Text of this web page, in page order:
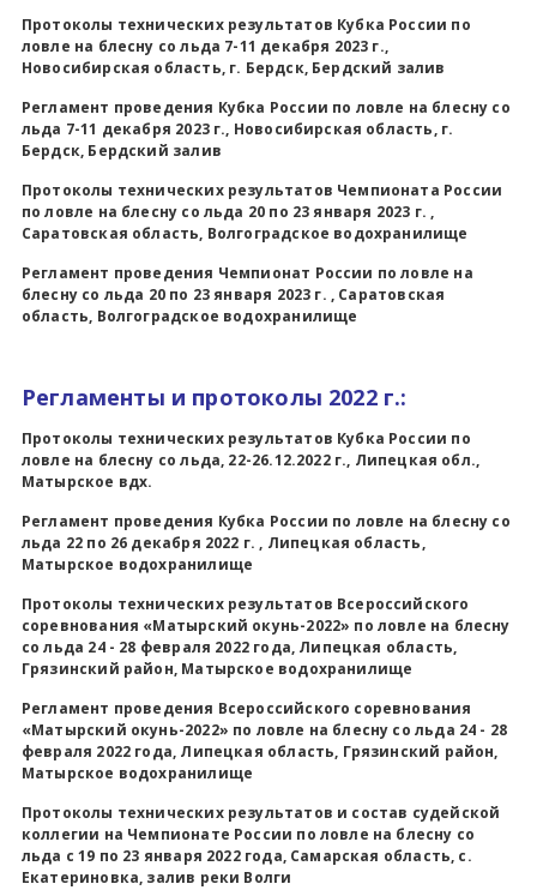
Протоколы технических результатов Кубка России по
ловле на блесну со льда 7-11 декабря 2023 г.,
Новосибирская область, г. Бердск, Бердский залив
Регламент проведения Кубка России по ловле на блесну со
льда 7-11 декабря 2023 г., Новосибирская область, г.
Бердск, Бердский залив
Протоколы технических результатов Чемпионата России
по ловле на блесну со льда 20 по 23 января 2023 г. ,
Саратовская область, Волгоградское водохранилище
Регламент проведения Чемпионат России по ловле на
блесну со льда 20 по 23 января 2023 г. , Саратовская
область, Волгоградское водохранилище
Регламенты и протоколы 2022 г.:
Протоколы технических результатов Кубка России по
ловле на блесну со льда, 22-26.12.2022 г., Липецкая обл.,
Матырское вдх.
Регламент проведения Кубка России по ловле на блесну со
льда 22 по 26 декабря 2022 г. , Липецкая область,
Матырское водохранилище
Протоколы технических результатов Всероссийского
соревнования «Матырский окунь-2022» по ловле на блесну
со льда 24 - 28 февраля 2022 года, Липецкая область,
Грязинский район, Матырское водохранилище
Регламент проведения Всероссийского соревнования
«Матырский окунь-2022» по ловле на блесну со льда 24 - 28
февраля 2022 года, Липецкая область, Грязинский район,
Матырское водохранилище
Протоколы технических результатов и состав судейской
коллегии на Чемпионате России по ловле на блесну со
льда с 19 по 23 января 2022 года, Самарская область, с.
Екатериновка, залив реки Волги